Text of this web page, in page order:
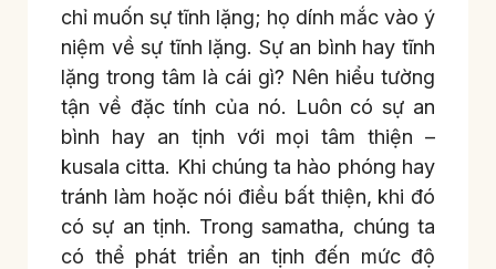
chỉ muốn sự tĩnh lặng; họ dính mắc vào ý
niệm về sự tĩnh lặng. Sự an bình hay tĩnh
lặng trong tâm là cái gì? Nên hiểu tường
tận về đặc tính của nó. Luôn có sự an
bình hay an tịnh với mọi tâm thiện –
kusala citta. Khi chúng ta hào phóng hay
tránh làm hoặc nói điều bất thiện, khi đó
có sự an tịnh. Trong samatha, chúng ta
có thể phát triển an tịnh đến mức độ